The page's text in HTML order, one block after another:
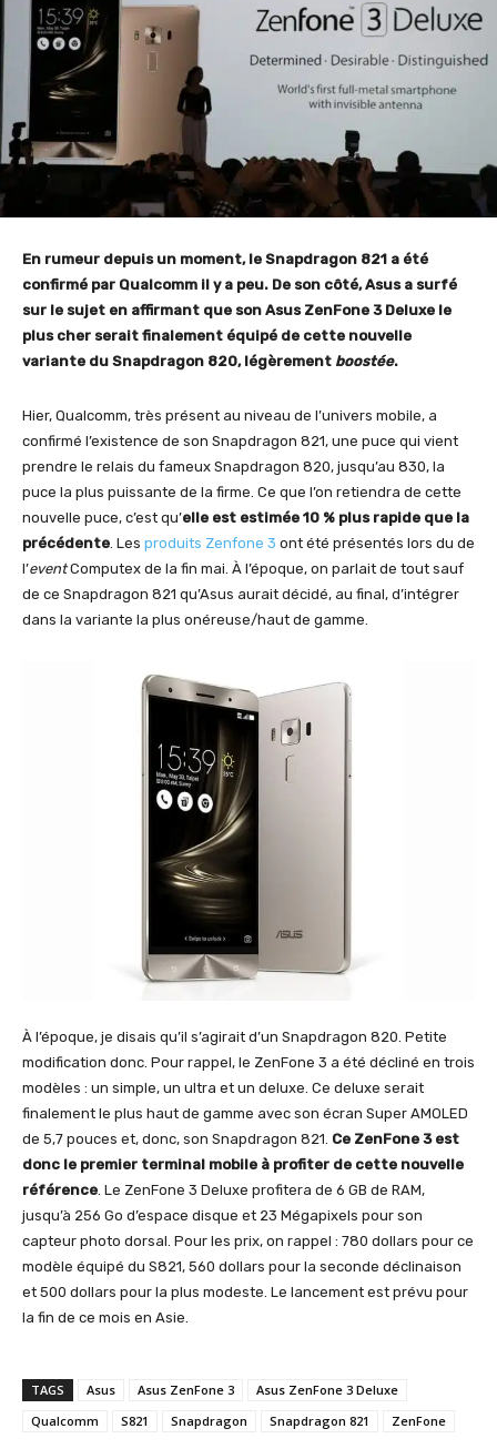
En rumeur depuis un moment, le Snapdragon 821 a été
confirmé par Qualcomm il y a peu. De son côté, Asus a surfé
sur le sujet en affirmant que son Asus ZenFone 3 Deluxe le
plus cher serait finalement équipé de cette nouvelle
variante du Snapdragon 820, légèrement boostée.
Hier, Qualcomm, très présent au niveau de l’univers mobile, a
confirmé l’existence de son Snapdragon 821, une puce qui vient
prendre le relais du fameux Snapdragon 820, jusqu’au 830, la
puce la plus puissante de la firme. Ce que l’on retiendra de cette
nouvelle puce, c’est qu’elle est estimée 10 % plus rapide que la
précédente . Les produits Zenfone 3 ont été présentés lors du de
l’eventComputex de la fin mai. À l’époque, on parlait de tout sauf
de ce Snapdragon 821 qu’Asus aurait décidé, au final, d’intégrer
dans la variante la plus onéreuse/haut de gamme.
À l’époque, je disais qu’il s’agirait d’un Snapdragon 820. Petite
modification donc. Pour rappel, le ZenFone 3 a été décliné en trois
modèles : un simple, un ultra et un deluxe. Ce deluxe serait
finalement le plus haut de gamme avec son écran Super AMOLED
de 5,7 pouces et, donc, son Snapdragon 821. Ce ZenFone 3 est
donc le premier terminal mobile à profiter de cette nouvelle
référence . Le ZenFone 3 Deluxe profitera de 6 GB de RAM,
jusqu’à 256 Go d’espace disque et 23 Mégapixels pour son
capteur photo dorsal. Pour les prix, on rappel : 780 dollars pour ce
modèle équipé du S821, 560 dollars pour la seconde déclinaison
et 500 dollars pour la plus modeste. Le lancement est prévu pour
la fin de ce mois en Asie.
TAGS Asus Asus ZenFone 3
Asus ZenFone 3 Deluxe
Qualcomm
S821 Snapdragon Snapdragon 821 ZenFone